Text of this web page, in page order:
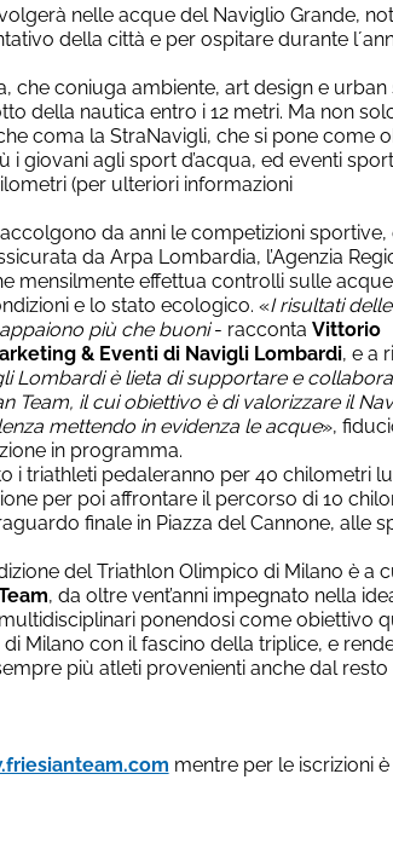
nelle acque del Naviglio Grande,
della città e per ospitare durante
che coniuga ambiente, art design e
della nautica entro i 12 metri. Ma non
coma la StraNavigli, che si pone come
i giovani agli sport d’acqua, ed eventi
(per ulteriori informazioni
da anni le competizioni sportive,
da Arpa Lombardia, l’Agenzia
mensilmente effettua controlli sulle
e lo stato ecologico. «I risultati
più che buoni- racconta Vittorio
& Eventi di Navigli Lombardi, e a
Lombardi è lieta di supportare e
Team, il cui obiettivo è di valorizzare il
mettendo in evidenza le acque»,
in programma.
i triathleti pedaleranno per 40 chilometri
per poi affrontare il percorso di 10
finale in Piazza del Cannone, alle
del Triathlon Olimpico di Milano è a
, da oltre vent’anni impegnato nella
ponendosi come obiettivo
Milano con il fascino della triplice, e
più atleti provenienti anche dal resto
mentre per le iscrizioni